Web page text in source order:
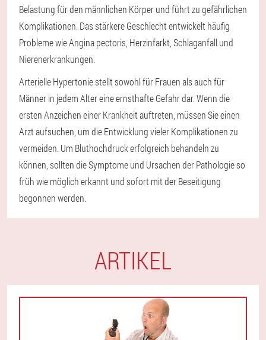
Belastung für den männlichen Körper und führt zu gefährlichen
Komplikationen. Das stärkere Geschlecht entwickelt häufig
Probleme wie Angina pectoris, Herzinfarkt, Schlaganfall und
Nierenerkrankungen.
Arterielle Hypertonie stellt sowohl für Frauen als auch für
Männer in jedem Alter eine ernsthafte Gefahr dar. Wenn die
ersten Anzeichen einer Krankheit auftreten, müssen Sie einen
Arzt aufsuchen, um die Entwicklung vieler Komplikationen zu
vermeiden. Um Bluthochdruck erfolgreich behandeln zu
können, sollten die Symptome und Ursachen der Pathologie so
früh wie möglich erkannt und sofort mit der Beseitigung
begonnen werden.
ARTIKEL